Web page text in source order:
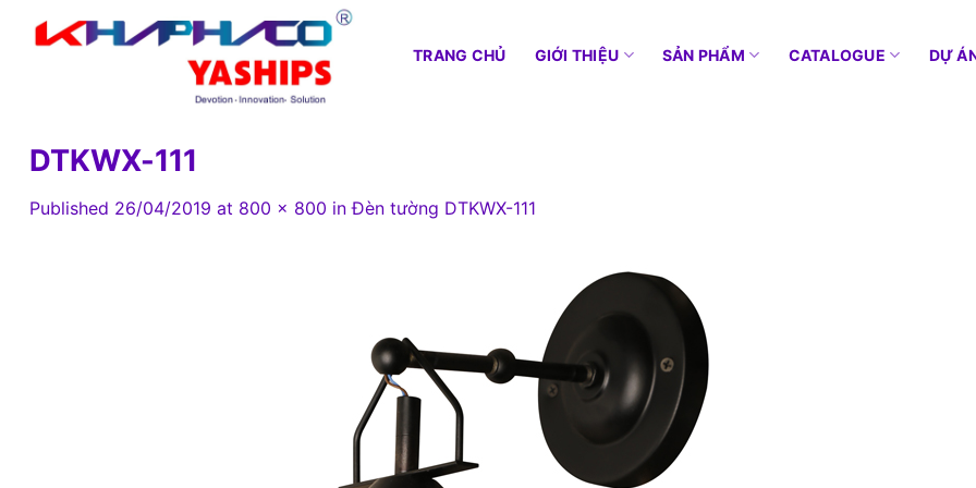
TRANG CHỦ GIỚI THIỆU SẢN PHẨM CATALOGUE DỰ
DTKWX-111
Published 26/04/2019 at 800 × 800 inĐèn tường DTKWX-111